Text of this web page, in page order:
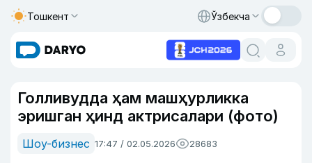
Тошкент Ўзбекча
Голливудда ҳам машҳурликка
эришган ҳинд актрисалари (фото)
Шоу-бизнес 17:47 / 02.05.2026 28683